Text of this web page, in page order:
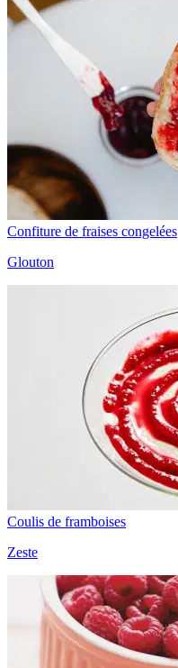
Confiture de fraises congelées
Glouton
Coulis de framboises
Zeste